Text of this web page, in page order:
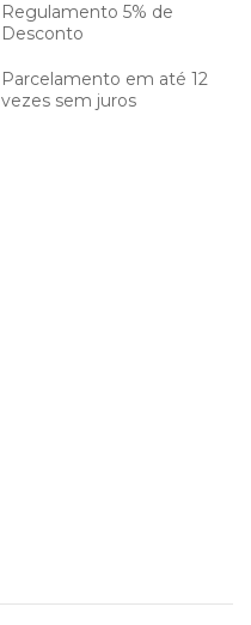
Regulamento 5% de
Desconto
Parcelamento em até 12
vezes sem juros